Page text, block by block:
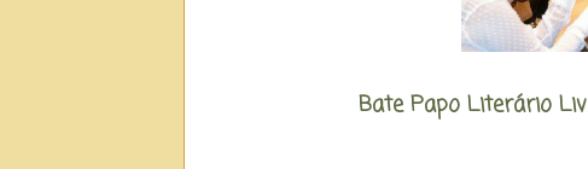
Bate Papo Literário